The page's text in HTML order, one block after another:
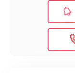
Доверьте
их в порядок.
Запишитесь